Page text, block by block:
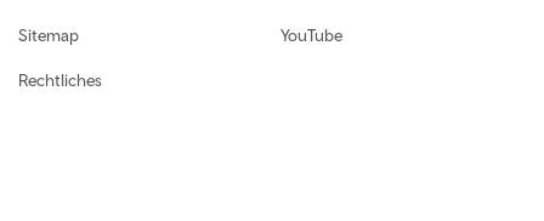
Sitemap
Rechtliches
YouTube